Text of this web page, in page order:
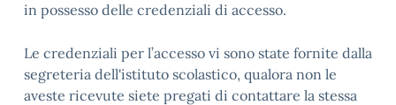
in possesso delle credenziali di accesso.
Le credenziali per l’accesso vi sono state fornite dalla
segreteria dell'istituto scolastico, qualora non le
aveste ricevute siete pregati di contattare la stessa